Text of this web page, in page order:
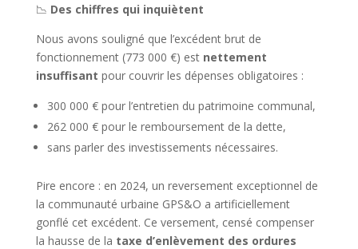
📉 Des chiffres qui inquiètent
Nous avons souligné que l’excédent brut de
fonctionnement (773 000 €) est nettement
insuffisant pour couvrir les dépenses obligatoires :
300 000 € pour l’entretien du patrimoine communal,
262 000 € pour le remboursement de la dette,
sans parler des investissements nécessaires.
Pire encore : en 2024, un reversement exceptionnel de
la communauté urbaine GPS&O a artificiellement
gonflé cet excédent. Ce versement, censé compenser
la hausse de la taxe d’enlèvement des ordures